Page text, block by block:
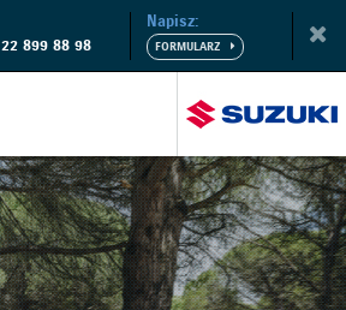
22 899 88 98
Napisz: